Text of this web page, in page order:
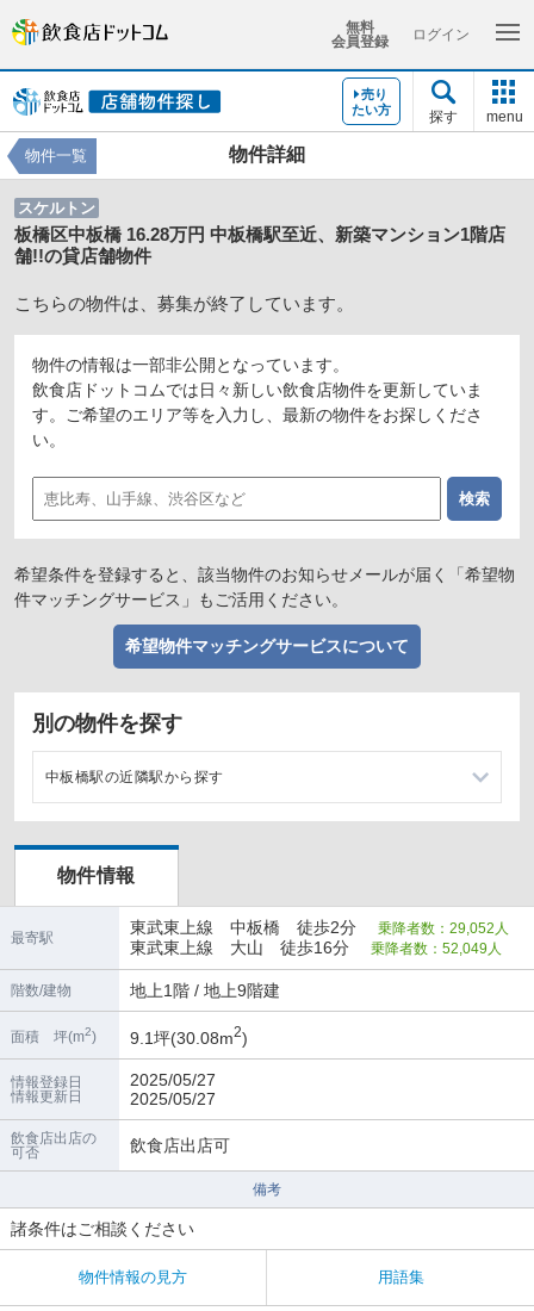
無料
会員登録
ログイン
売り
たい方
探す menu
物件詳細
物件一覧
スケルトン
板橋区中板橋 16.28万円 中板橋駅至近、新築マンション1階店
舗!!の貸店舗物件
こちらの物件は、募集が終了しています。
物件の情報は一部非公開となっています。
飲食店ドットコムでは日々新しい飲食店物件を更新していま
す。ご希望のエリア等を入力し、最新の物件をお探しくださ
い。
希望条件を登録すると、該当物件のお知らせメールが届く「希望物
件マッチングサービス」もご活用ください。
希望物件マッチングサービスについて
別の物件を探す
中板橋駅の近隣駅から探す
大山駅の店舗物件・貸店舗・テナント一覧
上板橋駅の店舗物件・貸店舗・テナント一覧
下板橋駅の店舗物件・貸店舗・テナント一覧
物件情報
最寄駅
東武東上線 中板橋 徒歩2分 乗降者数：29,052人
東武東上線 大山 徒歩16分 乗降者数：52,049人
階数/建物 地上1階 / 地上9階建
面積 坪(m2) 9.1坪(30.08m2)
情報登録日
情報更新日
2025/05/27
2025/05/27
飲食店出店の
可否
飲食店出店可
備考
諸条件はご相談ください
物件情報の見方 用語集